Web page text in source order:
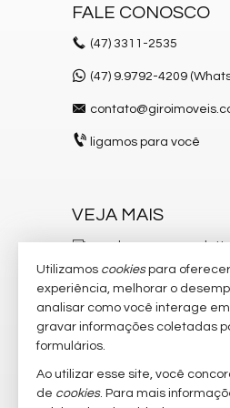
Quadra de Padel
Pìscina Térmica
FALE CONOSCO
(47) 3311-2535
(47) 9.9792-4209
ligamos para você
VEJA MAIS
receba nosso
indicadores financeiros
cadastre seu imóvel
imóveis favoritos
mapa de imóveis
Utilizamos cookiespara
experiência, melhorar o
analisar como você interage
gravar informações coletadas
formulários.
Ao utilizar esse site, você
de cookies. Para mais